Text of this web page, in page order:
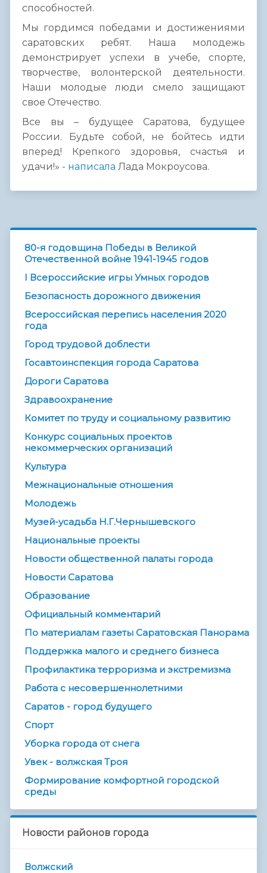
способностей.
Мы гордимся победами и достижениями
саратовских ребят. Наша молодежь
демонстрирует успехи в учебе, спорте,
творчестве, волонтерской деятельности.
Наши молодые люди смело защищают
свое Отечество.
Все вы – будущее Саратова, будущее
России. Будьте собой, не бойтесь идти
вперед! Крепкого здоровья, счастья и
удачи!» - написала Лада Мокроусова.
80-я годовщина Победы в Великой
Отечественной войне 1941-1945 годов
I Всероссийские игры Умных городов
Безопасность дорожного движения
Всероссийская перепись населения 2020
года
Город трудовой доблести
Госавтоинспекция города Саратова
Дороги Саратова
Здравоохранение
Комитет по труду и социальному развитию
Конкурс социальных проектов
некоммерческих организаций
Культура
Межнациональные отношения
Молодежь
Музей-усадьба Н.Г.Чернышевского
Национальные проекты
Новости общественной палаты города
Новости Саратова
Образование
Официальный комментарий
По материалам газеты Саратовская Панорама
Поддержка малого и среднего бизнеса
Профилактика терроризма и экстремизма
Работа с несовершеннолетними
Саратов - город будущего
Спорт
Уборка города от снега
Увек - волжская Троя
Формирование комфортной городской
среды
Новости районов города
Волжский